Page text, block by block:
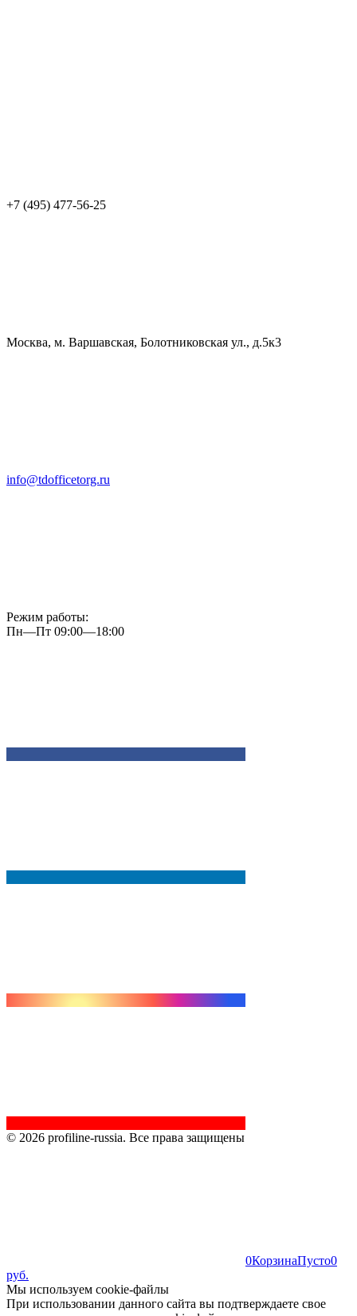
+7 (495) 477-56-25
Москва, м. Варшавская, Болотниковская ул., д.5к3
info@tdofficetorg.ru
Режим работы:
Пн—Пт 09:00—18:00
© 2026 profiline-russia. Все права защищены
0КорзинаПусто0
руб.
Мы используем cookie-файлы
При использовании данного сайта вы подтверждаете свое